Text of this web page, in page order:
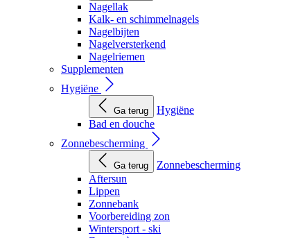
Nagellak
Kalk- en schimmelnagels
Nagelbijten
Nagelversterkend
Nagelriemen
Supplementen
Hygiëne
Ga terug
Hygiëne
Bad en douche
Zonnebescherming
Ga terug
Zonnebescherming
Aftersun
Lippen
Zonnebank
Voorbereiding zon
Wintersport - ski